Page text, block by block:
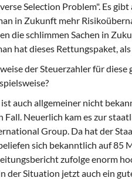
Selection Problem". Es
in Zukunft mehr
die schlimmen Sachen in
hat dieses Rettungspaket,
der Steuerzahler für
auch allgemeiner nicht
Neuerlich kam es zur
Group. Da hat der
sich bekanntlich auf 85
zufolge enorm
der Situation jetzt auch ein